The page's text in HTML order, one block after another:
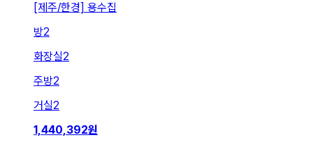
[제주/한경] 용수집
방2
화장실2
주방2
거실2
1,440,392원